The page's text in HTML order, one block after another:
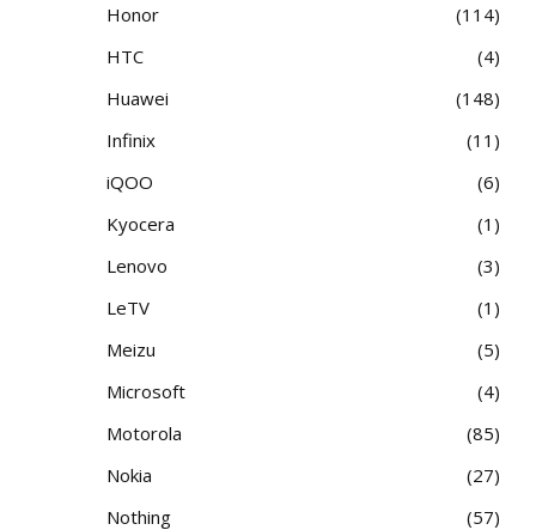
Honor
114
HTC
4
Huawei
148
Infinix
11
iQOO
6
Kyocera
1
Lenovo
3
LeTV
1
Meizu
5
Microsoft
4
Motorola
85
Nokia
27
Nothing
57